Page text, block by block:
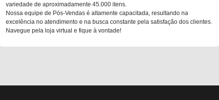
variedade de aproximadamente 45.000 itens.
Nossa equipe de Pós-Vendas é altamente capacitada, resultando na
excelência no atendimento e na busca constante pela satisfação dos clientes.
Navegue pela loja virtual e fique à vontade!